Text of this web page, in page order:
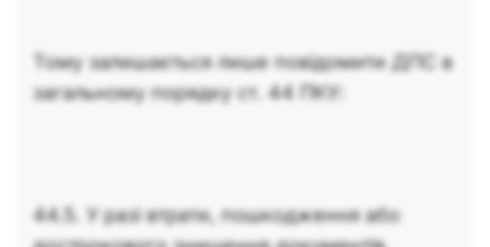
Тому залишається лише повідомити ДПС в
загальному порядку ст. 44 ПКУ:
44.5. У разі втрати, пошкодження або